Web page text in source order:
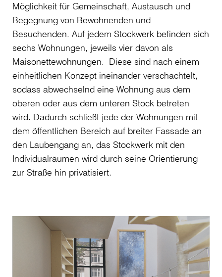
Möglichkeit für Gemeinschaft, Austausch und
Begegnung von Bewohnenden und
Besuchenden. Auf jedem Stockwerk befinden sich
sechs Wohnungen, jeweils vier davon als
Maisonettewohnungen. Diese sind nach einem
einheitlichen Konzept ineinander verschachtelt,
sodass abwechselnd eine Wohnung aus dem
oberen oder aus dem unteren Stock betreten
wird. Dadurch schließt jede der Wohnungen mit
dem öffentlichen Bereich auf breiter Fassade an
den Laubengang an, das Stockwerk mit den
Individualräumen wird durch seine Orientierung
zur Straße hin privatisiert.